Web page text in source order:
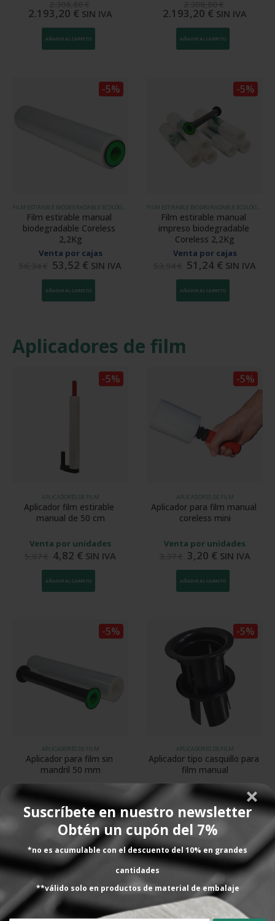
Suscríbete en nuestro newsletter
Obtén un cupón del 7%
*no es acumulable con el descuento del 10% en grandes
cantidades
**válido solo en productos de material de embalaje
2.193,20 € SIN IVA
AÑADIR AL CARRITO
2.193,20 € SIN IVA
AÑADIR AL CARRITO
Film estirable manual
biodegradable Coreless
2,2Kg
Venta por cajas
53,52 € SIN IVA
-5%
AÑADIR AL CARRITO
Film estirable manual
impreso biodegradable
Coreless 2,2Kg
Venta por cajas
51,24 € SIN IVA
-5%
AÑADIR AL CARRITO
Aplicadores de film
APLICADORES DE FILM
Aplicador film estirable
manual de 50 cm
Venta por unidades
4,82 € SIN IVA
-5%
AÑADIR AL CARRITO
APLICADORES DE FILM
Aplicador para film manual
coreless mini
Venta por unidades
3,20 € SIN IVA
-5%
AÑADIR AL CARRITO
APLICADORES DE FILM
Aplicador para film sin
mandril 50 mm
Venta por unidades
7,74€ 7,57€ SIN IVA
-5%
AÑADIR AL CARRITO
APLICADORES DE FILM
Aplicador tipo casquillo para
film manual
Venta por unidades
0,80 € 0,76€ SIN IVA
-5%
AÑADIR AL CARRITO
Film para envoltura
horizontal